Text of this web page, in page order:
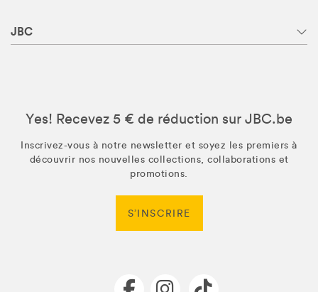
JBC
Yes! Recevez 5 € de réduction sur JBC.be
Inscrivez-vous à notre newsletter et soyez les premiers à
découvrir nos nouvelles collections, collaborations et
promotions.
S’INSCRIRE